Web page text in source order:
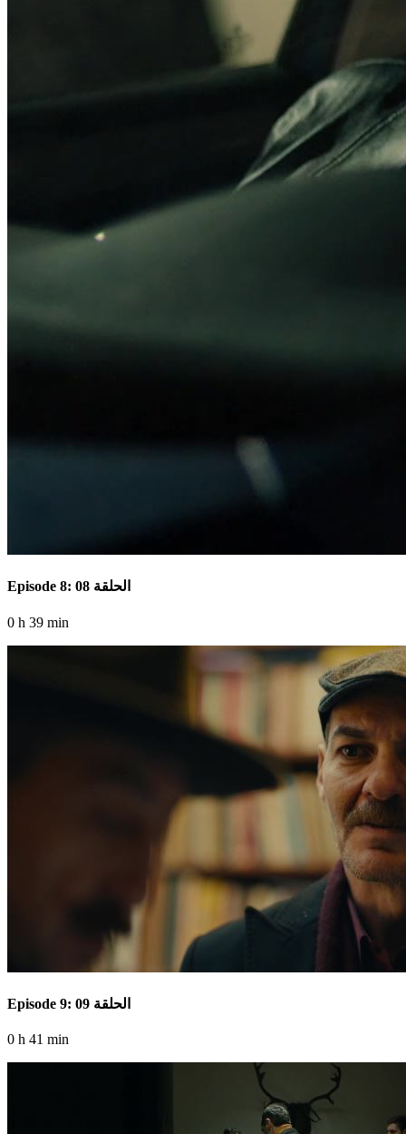
Episode 8: الحلقة 08
0 h 39 min
Episode 9: الحلقة 09
0 h 41 min